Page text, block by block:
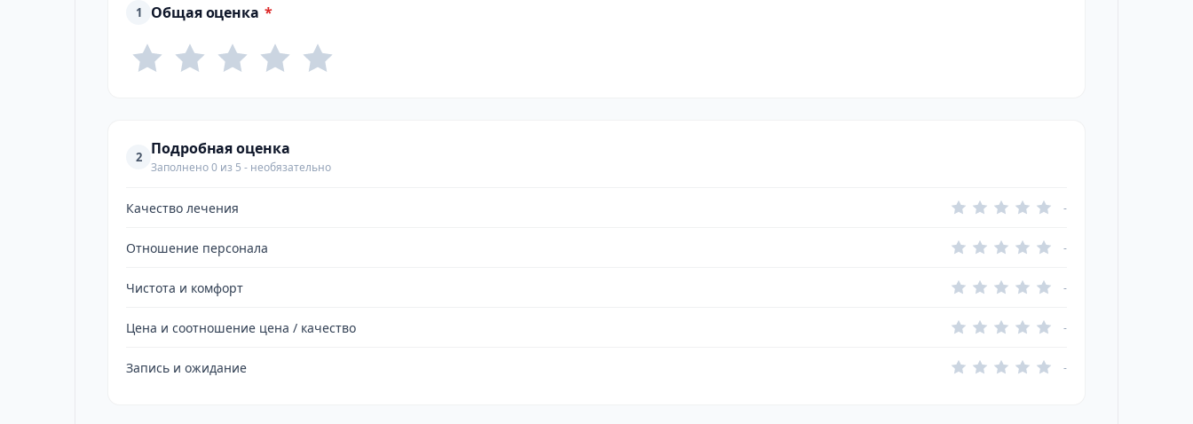
1 Общая оценка *
2 Подробная оценка
Заполнено 0 из 5 - необязательно
Качество лечения -
Отношение персонала -
Чистота и комфорт -
Цена и соотношение цена / качество -
Запись и ожидание -